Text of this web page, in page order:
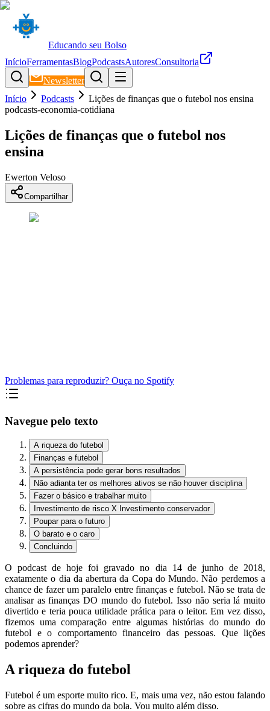
Educando seu Bolso
InícioFerramentasBlogPodcastsAutoresConsultoria
Newsletter
Início
Podcasts
Lições de finanças que o futebol nos ensina
podcasts-economia-cotidiana
Lições de finanças que o futebol nos
ensina
Ewerton Veloso
Compartilhar
Problemas para reproduzir? Ouça no Spotify
Navegue pelo texto
A riqueza do futebol
Finanças e futebol
A persistência pode gerar bons resultados
Não adianta ter os melhores ativos se não houver disciplina
Fazer o básico e trabalhar muito
Investimento de risco X Investimento conservador
Poupar para o futuro
O barato e o caro
Concluindo
O podcast de hoje foi gravado no dia 14 de junho de 2018,
exatamente o dia da abertura da Copa do Mundo. Não perdemos a
chance de fazer um paralelo entre finanças e futebol. Não se trata de
analisar as finanças DO mundo do futebol. Isso não seria lá muito
divertido e teria pouca utilidade prática para o leitor. Em vez disso,
fizemos uma comparação entre algumas histórias do mundo do
futebol e o comportamento financeiro das pessoas. Que lições
podemos aprender?
A riqueza do futebol
Futebol é um esporte muito rico. E, mais uma vez, não estou falando
sobre as cifras do mundo da bola. Vou muito além disso.